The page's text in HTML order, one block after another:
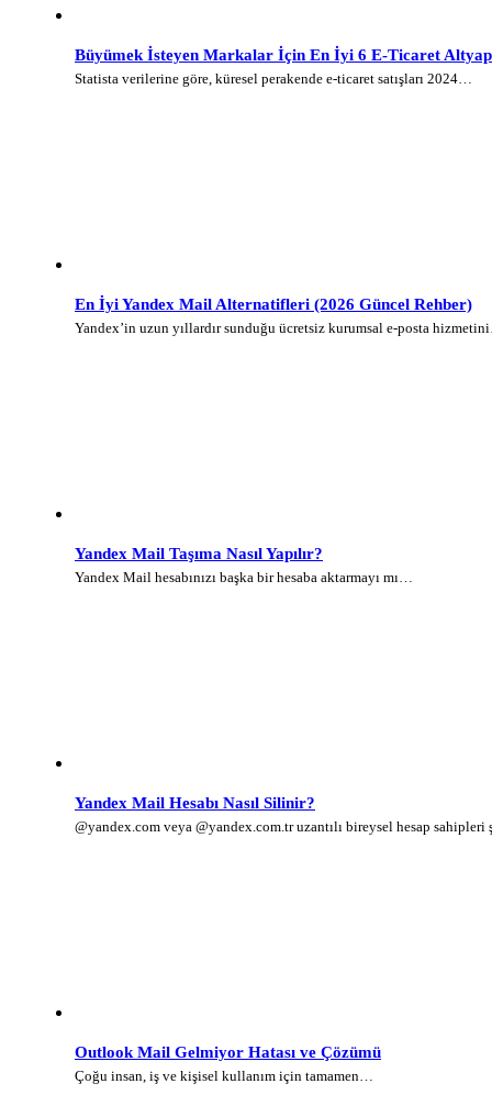
Büyümek İsteyen Markalar İçin En İyi 6 E-Ticaret
Statista verilerine göre, küresel perakende e-ticaret satışları 2024…
En İyi Yandex Mail Alternatifleri (2026 Güncel Rehber)
Yandex’in uzun yıllardır sunduğu ücretsiz kurumsal e-posta
Yandex Mail Taşıma Nasıl Yapılır?
Yandex Mail hesabınızı başka bir hesaba aktarmayı mı…
Yandex Mail Hesabı Nasıl Silinir?
@yandex.com veya @yandex.com.tr uzantılı bireysel hesap
Outlook Mail Gelmiyor Hatası ve Çözümü
Çoğu insan, iş ve kişisel kullanım için tamamen…